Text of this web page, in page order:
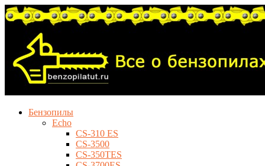
Бензопилы
Echo
CS-310 ES
CS-3500
CS-350TES